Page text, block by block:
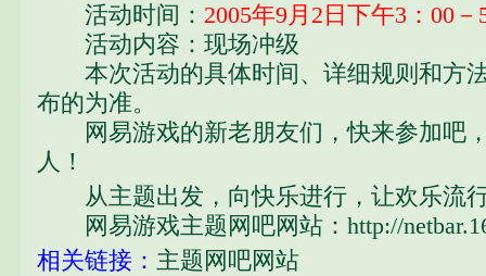
活动时间： 2005年9月2日下午3：00－
活动内容：现场冲级
本次活动的具体时间、详细规则和方
布的为准。
网易游戏的新老朋友们，快来参加吧
人！
从主题出发，向快乐进行，让欢乐流
网易游戏主题网吧网站： http://
相关链接： 主题网吧网站